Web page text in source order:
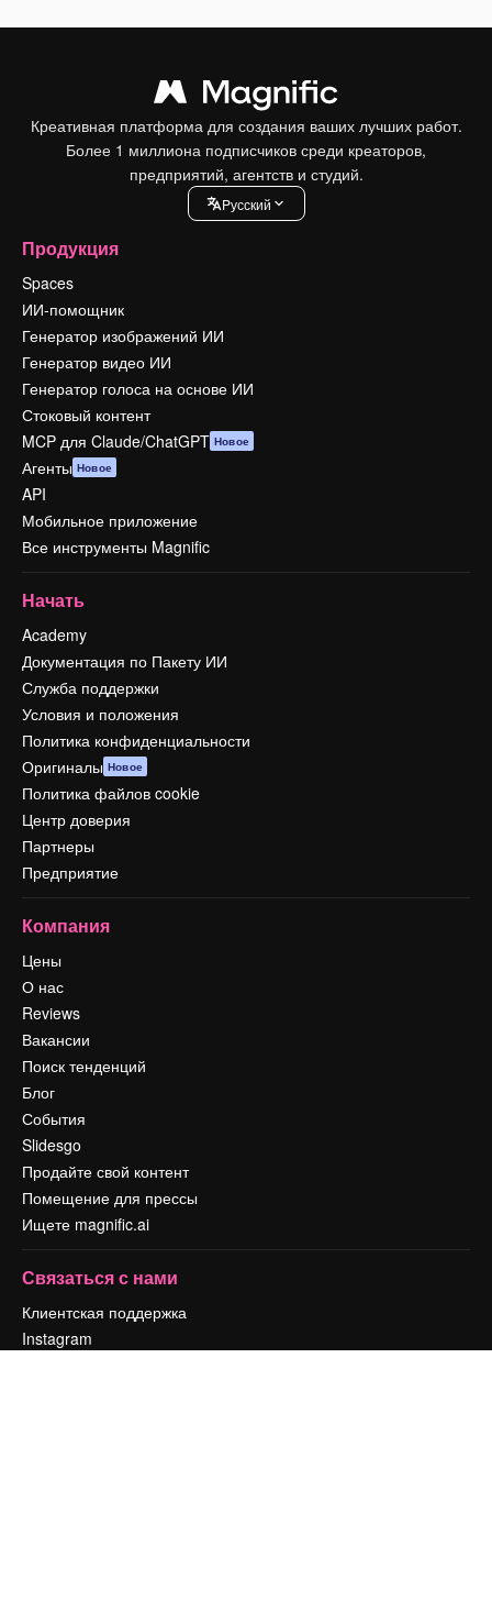
Креативная платформа для создания ваших лучших работ.
Более 1 миллиона подписчиков среди креаторов,
предприятий, агентств и студий.
Pусский
Продукция
Spaces
ИИ-помощник
Генератор изображений ИИ
Генератор видео ИИ
Генератор голоса на основе ИИ
Стоковый контент
MCP для Claude/ChatGPT Новое
Агенты Новое
API
Мобильное приложение
Все инструменты Magnific
Начать
Academy
Документация по Пакету ИИ
Служба поддержки
Условия и положения
Политика конфиденциальности
Оригиналы Новое
Политика файлов cookie
Центр доверия
Партнеры
Предприятие
Компания
Цены
О нас
Reviews
Вакансии
Поиск тенденций
Блог
События
Slidesgo
Продайте свой контент
Помещение для прессы
Ищете magnific.ai
Связаться с нами
Клиентская поддержка
Instagram